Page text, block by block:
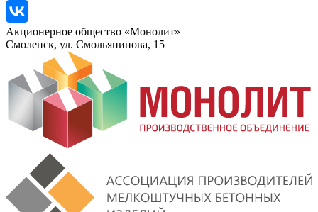
Акционерное общество «Монолит»
Смоленск, ул. Смольянинова, 15